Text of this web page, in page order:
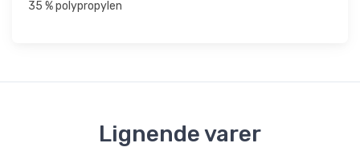
35 % polypropylen
Lignende varer